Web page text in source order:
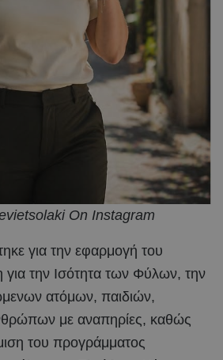
On Instagram
για την εφαρμογή του
την Ισότητα των Φύλων, την
ατόμων, παιδιών,
με αναπηρίες, καθώς
του προγράμματος